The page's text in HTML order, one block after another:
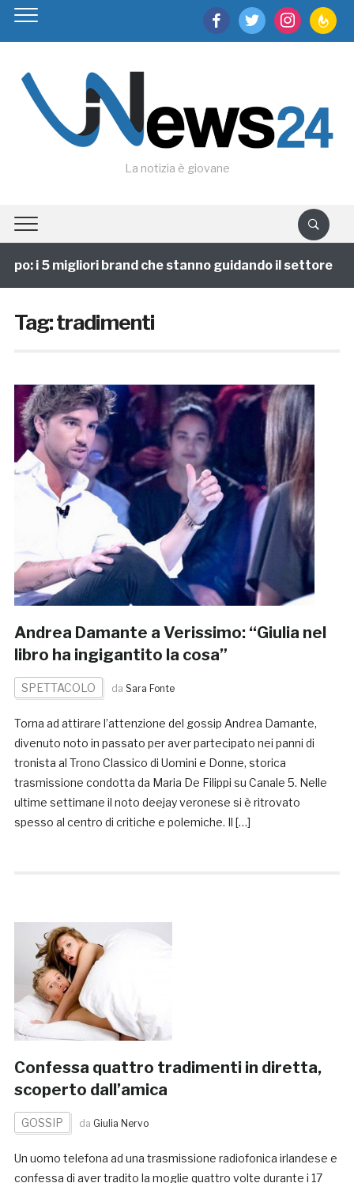
facebooktwitter instagram
La notizia è giovane
i 5 migliori brand che stanno guidando il settore
Tag:tradimenti
Andrea Damante a Verissimo: “Giulia nel
libro ha ingigantito la cosa”
SPETTACOLO da Sara Fonte
Torna ad attirare l’attenzione del gossip Andrea Damante,
divenuto noto in passato per aver partecipato nei panni di
tronista al Trono Classico di Uomini e Donne, storica
trasmissione condotta da Maria De Filippi su Canale 5. Nelle
ultime settimane il noto deejay veronese si è ritrovato
spesso al centro di critiche e polemiche. Il […]
Confessa quattro tradimenti in diretta,
scoperto dall’amica
GOSSIP da Giulia Nervo
Un uomo telefona ad una trasmissione radiofonica irlandese e
confessa di aver tradito la moglie quattro volte durante i 17